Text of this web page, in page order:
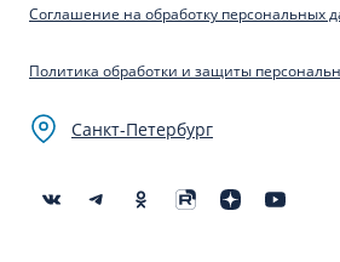
Соглашение на обработку персональных
Политика обработки и защиты
Санкт-Петербург